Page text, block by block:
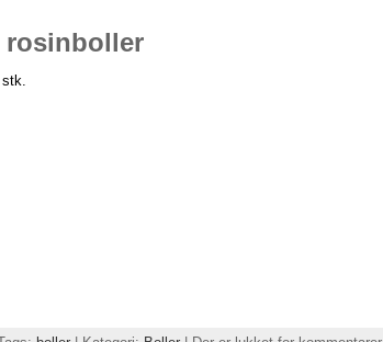
rosinboller